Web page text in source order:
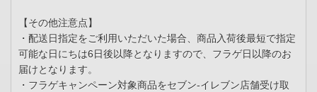
【その他注意点】
・配送日指定をご利用いただいた場合、商品入荷後最短で指定
可能な日にちは6日後以降となりますので、フラゲ日以降のお
届けとなります。
・フラゲキャンペーン対象商品をセブン-イレブン店舗受け取